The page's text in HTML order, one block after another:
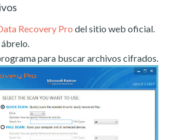
Recovery Pro del sitio web oficial.
para buscar archivos cifrados.